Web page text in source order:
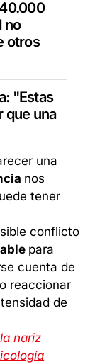
no
otros
"Estas
que una
una
nos
tener
conflicto
para
cuenta de
reaccionar
de
nariz